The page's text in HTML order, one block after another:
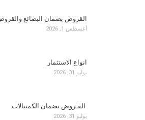
القروض بضمان البضائع
أغسطس 1, 2026
انواع الاستثمار
يوليو 31, 2026
القـروض بضمان الكمبيالات
يوليو 31, 2026